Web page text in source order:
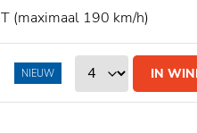
T (maximaal 190 km/h)
IN
NIEUW